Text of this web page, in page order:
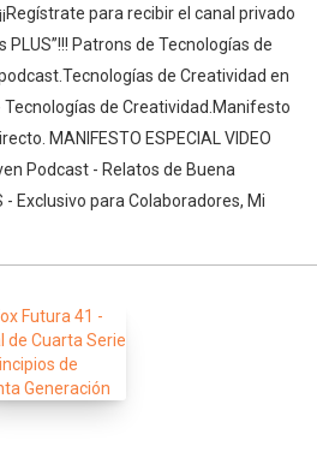
para recibir el canal privado
PLUS”!!! Patrons de Tecnologías de
de Creatividad en
Tecnologías de Creatividad.Manifesto
MANIFESTO ESPECIAL VIDEO
Podcast - Relatos de Buena
- Exclusivo para Colaboradores, Mi